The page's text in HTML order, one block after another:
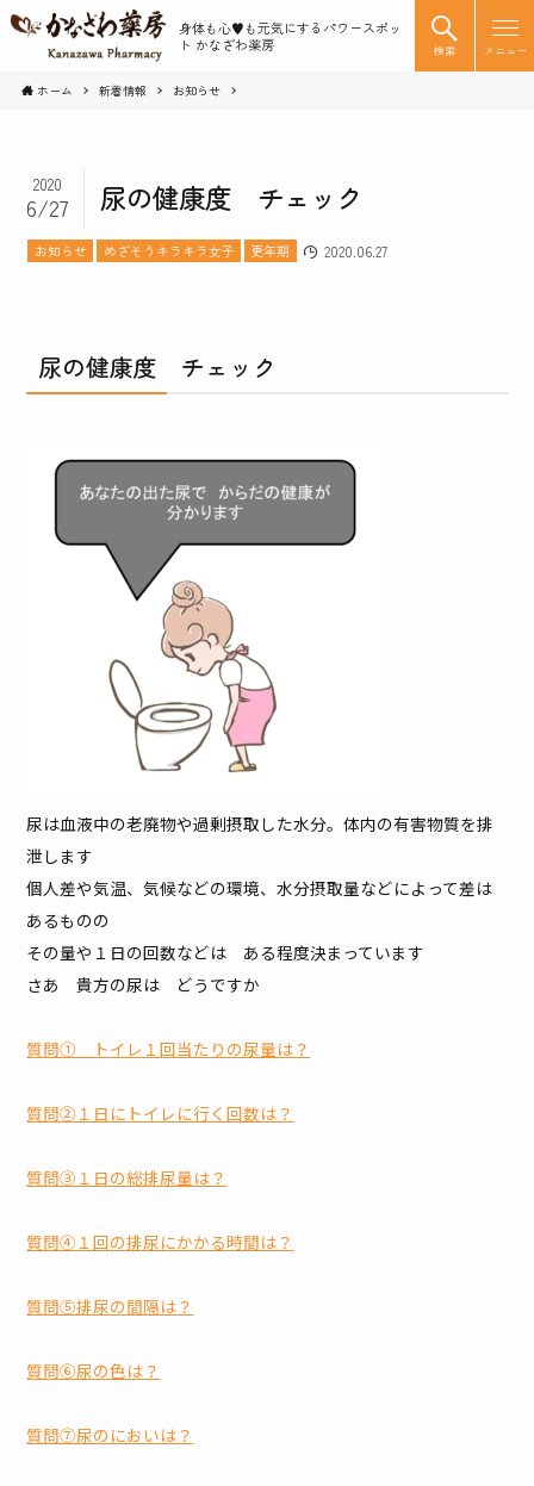
身体も心♥️も元気にするパワースポッ
ト かなざわ薬房
検索 メニュー
ホーム 新着情報 お知らせ
尿の健康度 チェック
2020
6/27
お知らせ めざそうキラキラ女子 更年期 2020.06.27
尿の健康度 チェック
尿は血液中の老廃物や過剰摂取した水分。体内の有害物質を排
泄します
個人差や気温、気候などの環境、水分摂取量などによって差は
あるものの
その量や１日の回数などは ある程度決まっています
さあ 貴方の尿は どうですか
質問① トイレ１回当たりの尿量は？
質問②１日にトイレに行く回数は？
質問③１日の総排尿量は？
質問④１回の排尿にかかる時間は？
質問⑤排尿の間隔は？
質問⑥尿の色は？
質問⑦尿のにおいは？